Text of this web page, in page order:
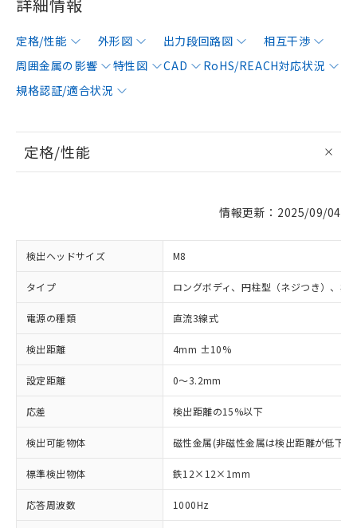
定格/性能 外形図 出力段回路図
相互干渉
周囲金属の影響
特性図 CAD
RoHS/REACH対応状況
規格認証/適合状況
定格/性能
情報更新：2025/09/04
検出ヘッドサイズ M8
タイプ ロングボディ、円柱型（ネジつき）、非
電源の種類 直流3線式
検出距離 4mm ±10%
設定距離 0～3.2mm
応差 検出距離の15%以下
検出可能物体 磁性金属(非磁性金属は検出距離が低下し
標準検出物体 鉄12×12×1mm
応答周波数 1000Hz